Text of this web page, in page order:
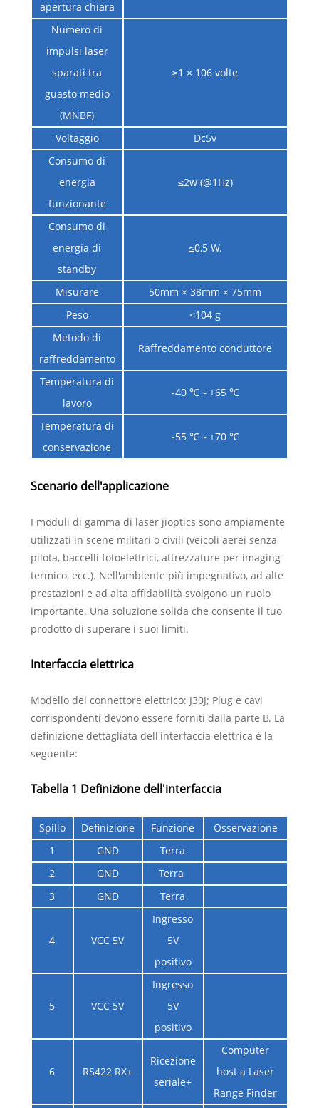
apertura chiara
Numero di
impulsi laser
sparati tra
guasto medio
(MNBF)
≥1 × 106 volte
Voltaggio
Dc5v
Consumo di
energia
funzionante
≤2w (@1Hz)
Consumo di
energia di
standby
≤0,5 W.
Misurare
50mm × 38mm × 75mm
Peso
<104 g
Metodo di
raffreddamento
Raffreddamento conduttore
Temperatura di
lavoro
-40 ℃～+65 ℃
Temperatura di
conservazione
-55 ℃～+70 ℃
Scenario dell'applicazione
I moduli di gamma di laser jioptics sono ampiamente
utilizzati in scene militari o civili (veicoli aerei senza
pilota, baccelli fotoelettrici, attrezzature per imaging
termico, ecc.). Nell'ambiente più impegnativo, ad alte
prestazioni e ad alta affidabilità svolgono un ruolo
importante. Una soluzione solida che consente il tuo
prodotto di superare i suoi limiti.
Interfaccia elettrica
Modello del connettore elettrico: J30J; Plug e cavi
corrispondenti devono essere forniti dalla parte B. La
definizione dettagliata dell'interfaccia elettrica è la
seguente:
Tabella 1 Definizione dell'interfaccia
Spillo Definizione Funzione
Osservazione
1
GND
Terra
2
GND
Terra
3
GND Terra
4 VCC 5V
Ingresso
5V
positivo
5 VCC 5V
Ingresso
5V
positivo
6 RS422 RX+
Ricezione
seriale+
Computer
host a Laser
Range Finder